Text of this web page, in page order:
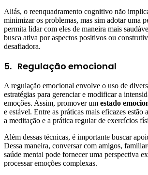
Aliás, o reenquadramento cognitivo não
minimizar os problemas, mas sim adotar uma
permita lidar com eles de maneira mais
busca ativa por aspectos positivos ou
desafiadora.
5. Regulação emocional
A regulação emocional envolve o uso de
estratégias para gerenciar e modificar a
emoções. Assim, promover um estado
e estável. Entre as práticas mais eficazes estão
a meditação e a prática regular de exercícios
Além dessas técnicas, é importante buscar
Dessa maneira, conversar com amigos,
saúde mental pode fornecer uma perspectiva
processar emoções complexas.